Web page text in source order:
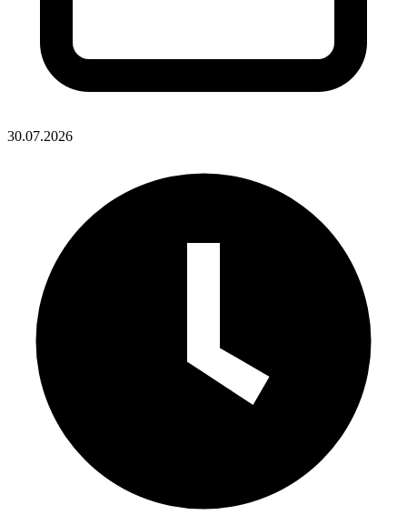
30.07.2026